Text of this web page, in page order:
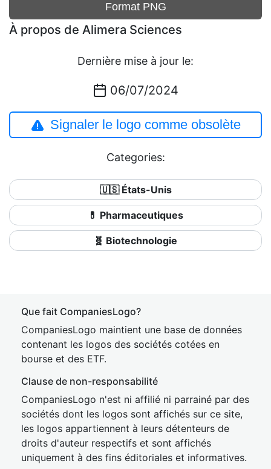
Format PNG
À propos de Alimera Sciences
Dernière mise à jour le:
06/07/2024
Signaler le logo comme obsolète
Categories:
🇺🇸 États-Unis
💊 Pharmaceutiques
🧬 Biotechnologie
Que fait CompaniesLogo?
CompaniesLogo maintient une base de données
contenant les logos des sociétés cotées en
bourse et des ETF.
Clause de non-responsabilité
CompaniesLogo n'est ni affilié ni parrainé par des
sociétés dont les logos sont affichés sur ce site,
les logos appartiennent à leurs détenteurs de
droits d'auteur respectifs et sont affichés
uniquement à des fins éditoriales et informatives.